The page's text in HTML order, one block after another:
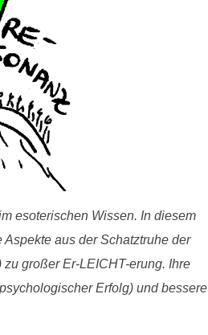
esoterischen Wissen. In diesem
aus der Schatztruhe der
großer Er-LEICHT-erung. Ihre
Erfolg) und bessere